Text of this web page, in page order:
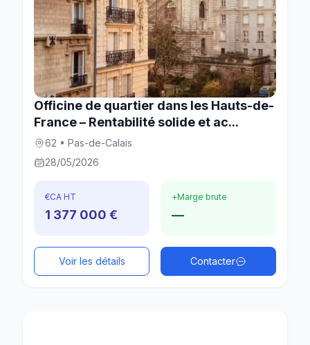
Officine de quartier dans les Hauts-de-
France – Rentabilité solide et ac...
62 • Pas-de-Calais
28/05/2026
€CA HT
1 377 000 €
+Marge brute
—
Voir les détails Contacter